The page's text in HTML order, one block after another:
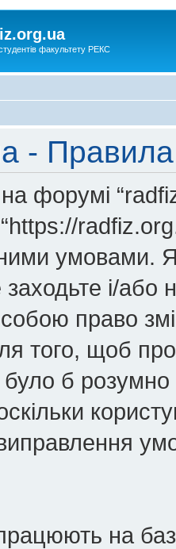
факультету РЕКС
-
форумі
умовами.
і/або
право
того, щоб
б розумно
на